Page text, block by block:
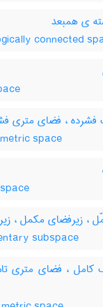
ی همبعد
connected
، فضای متری
space
، زیرفضای مکمل ،
subspace
کامل ، فضای متری